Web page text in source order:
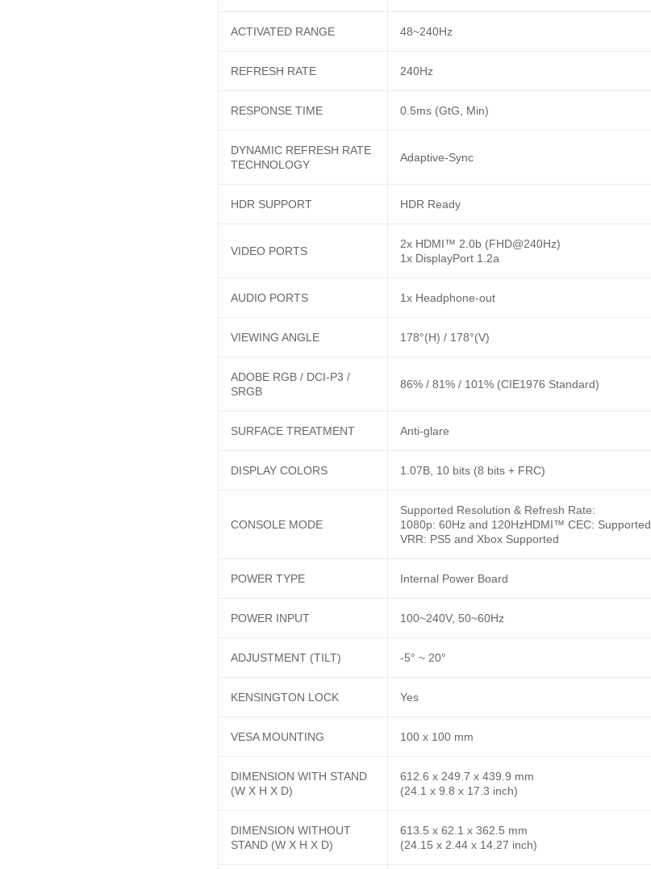
ACTIVATED RANGE 48~240Hz
REFRESH RATE 240Hz
RESPONSE TIME 0.5ms (GtG, Min)
DYNAMIC REFRESH RATE
TECHNOLOGY
Adaptive-Sync
HDR SUPPORT HDR Ready
VIDEO PORTS
2x HDMI™ 2.0b (FHD@240Hz)
1x DisplayPort 1.2a
AUDIO PORTS 1x Headphone-out
VIEWING ANGLE 178°(H) / 178°(V)
ADOBE RGB / DCI-P3 /
SRGB
86% / 81% / 101% (CIE1976 Standard)
SURFACE TREATMENT Anti-glare
DISPLAY COLORS 1.07B, 10 bits (8 bits + FRC)
CONSOLE MODE
Supported Resolution & Refresh Rate:
1080p: 60Hz and 120HzHDMI™ CEC: Supported
VRR: PS5 and Xbox Supported
POWER TYPE Internal Power Board
POWER INPUT 100~240V, 50~60Hz
ADJUSTMENT (TILT) -5° ~ 20°
KENSINGTON LOCK Yes
VESA MOUNTING 100 x 100 mm
DIMENSION WITH STAND
(W X H X D)
612.6 x 249.7 x 439.9 mm
(24.1 x 9.8 x 17.3 inch)
DIMENSION WITHOUT
STAND (W X H X D)
613.5 x 62.1 x 362.5 mm
(24.15 x 2.44 x 14.27 inch)